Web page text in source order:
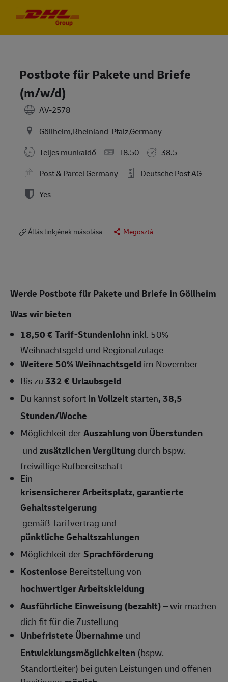
Postbote für Pakete und Briefe
(m/w/d)
AV-2578
Göllheim,Rheinland-Pfalz,Germany
Teljes munkaidő
18.50
38.5
Post & Parcel Germany
Deutsche Post AG
Yes
Állás linkjének másolása Megosztá
Werde Postbote für Pakete und Briefe in Göllheim
Was wir bieten
18,50 € Tarif-Stundenlohninkl. 50%
Weihnachtsgeld und Regionalzulage
Weitere 50% Weihnachtsgeldim November
Bis zu332 € Urlaubsgeld
Du kannst sofortin Vollzeit starten,38,5
Stunden/Woche
Möglichkeit derAuszahlung von Überstunden
undzusätzlichen Vergütungdurch bspw.
freiwillige Rufbereitschaft
Ein
krisensicherer Arbeitsplatz, garantierte
Gehaltssteigerung
gemäß Tarifvertrag und
pünktliche Gehaltszahlungen
Möglichkeit derSprachförderung
Kostenlose Bereitstellung von
hochwertiger Arbeitskleidung
Ausführliche Einweisung (bezahlt)– wir machen
dich fit für die Zustellung
Unbefristete Übernahme und
Entwicklungsmöglichkeiten (bspw.
Standortleiter) bei guten Leistungen und offenen